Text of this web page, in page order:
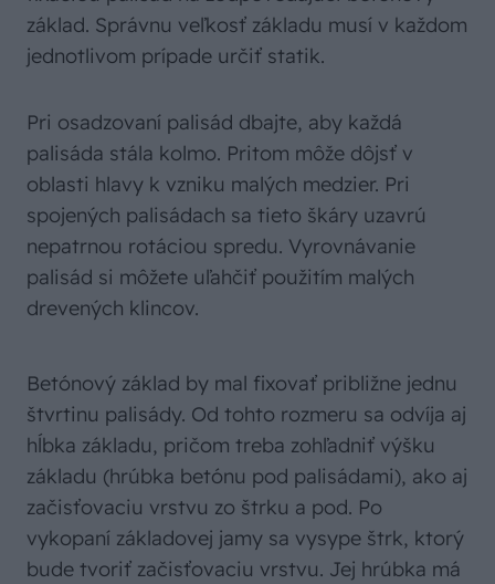
základ. Správnu veľkosť základu musí v každom
jednotlivom prípade určiť statik.
Pri osadzovaní palisád dbajte, aby každá
palisáda stála kolmo. Pritom môže dôjsť v
oblasti hlavy k vzniku malých medzier. Pri
spojených palisádach sa tieto škáry uzavrú
nepatrnou rotáciou spredu. Vyrovnávanie
palisád si môžete uľahčiť použitím malých
drevených klincov.
Betónový základ by mal fixovať približne jednu
štvrtinu palisády. Od tohto rozmeru sa odvíja aj
hĺbka základu, pričom treba zohľadniť výšku
základu (hrúbka betónu pod palisádami), ako aj
začisťovaciu vrstvu zo štrku a pod. Po
vykopaní základovej jamy sa vysype štrk, ktorý
bude tvoriť začisťovaciu vrstvu. Jej hrúbka má